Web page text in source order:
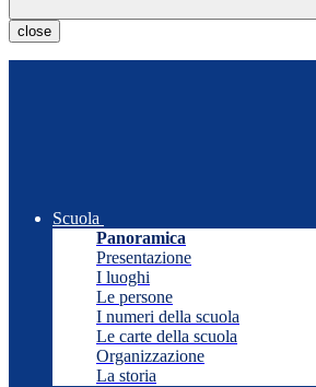
close
Scuola
Panoramica
Presentazione
I luoghi
Le persone
I numeri della scuola
Le carte della scuola
Organizzazione
La storia